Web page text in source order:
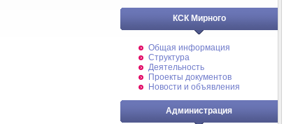
КСК Мирного
Общая информация
Структура
Деятельность
Проекты документов
Новости и объявления
Администрация